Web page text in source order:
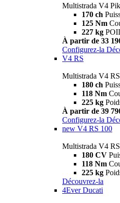
Multistrada V4
170 ch
125 Nm
227 kg
À partir de 33
Configurez-la
V4 RS
Multistrada V4 RS
180 ch
118 Nm
225 kg
À partir de 39
Configurez-la
new V4 RS 100
Multistrada V4
180 CV
118 Nm
225 kg
Découvrez-la
4Ever Ducati